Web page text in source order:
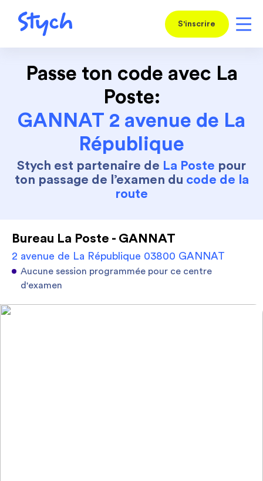
S'inscrire
Passe ton code avec La
Poste:
GANNAT 2 avenue de La
République
Stych est partenaire de La Poste pour
ton passage de l’examen du code de la
route
Bureau La Poste - GANNAT
2 avenue de La République 03800 GANNAT
Aucune session programmée pour ce centre
d'examen